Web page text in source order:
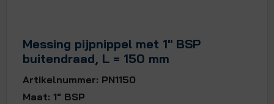
Messing pijpnippel met 1" BSP
buitendraad, L = 150 mm
Artikelnummer: PN1150
Maat: 1" BSP